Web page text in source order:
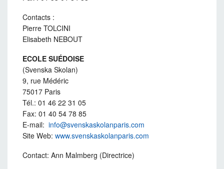
Contacts :
Pierre TOLCINI
Elisabeth NEBOUT
ECOLE SUÉDOISE
(Svenska Skolan)
9, rue Médéric
75017 Paris
Tél.: 01 46 22 31 05
Fax: 01 40 54 78 85
E-mail: info@svenskaskolanparis.com
Site Web: www.svenskaskolanparis.com
Contact: Ann Malmberg (Directrice)